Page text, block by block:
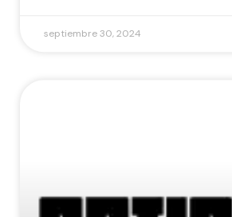
septiembre 30, 2024